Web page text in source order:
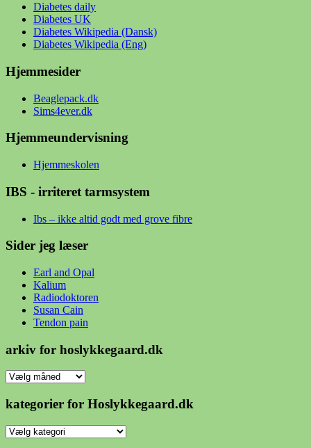
Diabetes daily
Diabetes UK
Diabetes Wikipedia (Dansk)
Diabetes Wikipedia (Eng)
Hjemmesider
Beaglepack.dk
Sims4ever.dk
Hjemmeundervisning
Hjemmeskolen
IBS - irriteret tarmsystem
Ibs – ikke altid godt med grove fibre
Sider jeg læser
Earl and Opal
Kalium
Radiodoktoren
Susan Cain
Tendon pain
arkiv for hoslykkegaard.dk
arkiv
hoslykkegaard.dk
kategorier for Hoslykkegaard.dk
kategorier